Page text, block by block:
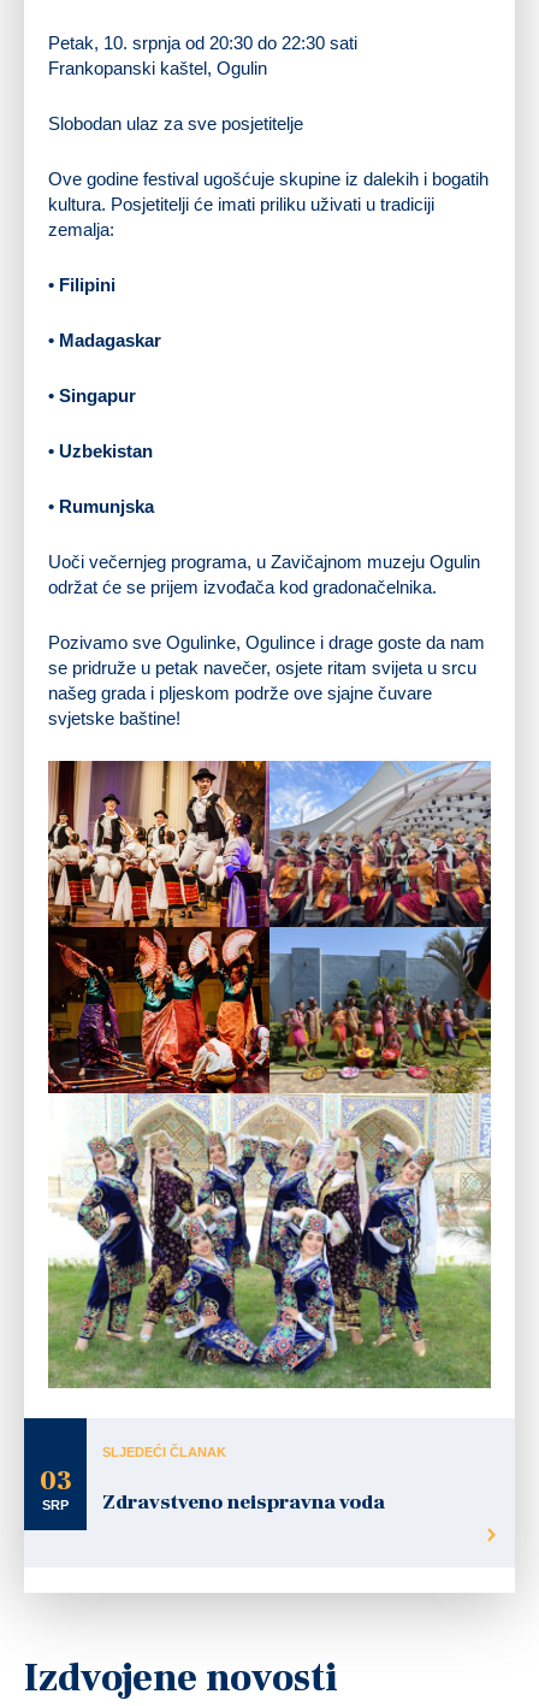
Petak, 10. srpnja od 20:30 do 22:30 sati
Frankopanski kaštel, Ogulin
Slobodan ulaz za sve posjetitelje
Ove godine festival ugošćuje skupine iz dalekih i bogatih
kultura. Posjetitelji će imati priliku uživati u tradiciji
zemalja:
• Filipini
• Madagaskar
• Singapur
• Uzbekistan
• Rumunjska
Uoči večernjeg programa, u Zavičajnom muzeju Ogulin
održat će se prijem izvođača kod gradonačelnika.
Pozivamo sve Ogulinke, Ogulince i drage goste da nam
se pridruže u petak navečer, osjete ritam svijeta u srcu
našeg grada i pljeskom podrže ove sjajne čuvare
svjetske baštine!
03
SRP
SLJEDEĆI ČLANAK
Zdravstveno neispravna voda
Izdvojene novosti